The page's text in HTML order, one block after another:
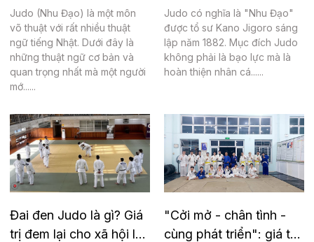
võ Judo
Judo (Nhu Đạo) là một môn
võ thuật với rất nhiều thuật
ngữ tiếng Nhật. Dưới đây là
những thuật ngữ cơ bản và
quan trọng nhất mà một người
mớ......
thao an toàn
Judo có nghĩa là "Nhu Đạo"
được tổ sư Kano Jigoro sáng
lập năm 1882. Mục đích Judo
không phải là bạo lực mà là
hoàn thiện nhân cá......
Đai đen Judo là gì? Giá
trị đem lại cho xã hội là
"Cởi mở - chân tình -
cùng phát triển": giá trị